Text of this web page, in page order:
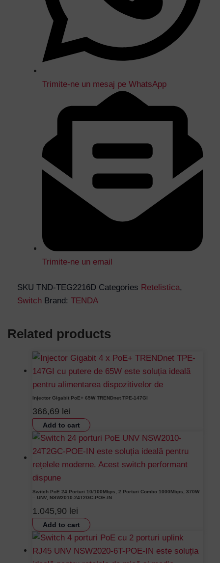
Trimite-ne un mesaj pe WhatsApp
Trimite-ne un email
SKU TND-TEG2216D Categories Retelistica,
Switch Brand: TENDA
Related products
Injector Gigabit PoE+ 65W TRENDnet TPE-147GI
366,69 lei
Add to cart
Switch PoE 24 Porturi 10/100Mbps, 2 Porturi Combo 1000Mbps, 370W
– UNV, NSW2010-24T2GC-POE-IN
1.045,90 lei
Add to cart